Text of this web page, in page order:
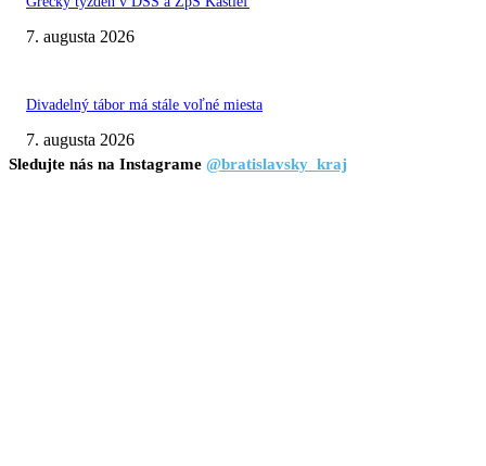
7. augusta 2026
Divadelný tábor má stále voľné miesta
7. augusta 2026
Sledujte nás na Instagrame @bratislavsky_kraj